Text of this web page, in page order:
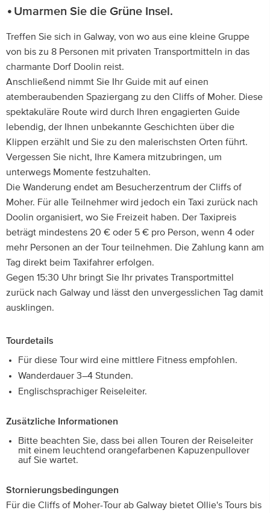
Umarmen Sie die Grüne Insel.
Treffen Sie sich in Galway, von wo aus eine kleine Gruppe
von bis zu 8 Personen mit privaten Transportmitteln in das
charmante Dorf Doolin reist.
Anschließend nimmt Sie Ihr Guide mit auf einen
atemberaubenden Spaziergang zu den Cliffs of Moher. Diese
spektakuläre Route wird durch Ihren engagierten Guide
lebendig, der Ihnen unbekannte Geschichten über die
Klippen erzählt und Sie zu den malerischsten Orten führt.
Vergessen Sie nicht, Ihre Kamera mitzubringen, um
unterwegs Momente festzuhalten.
Die Wanderung endet am Besucherzentrum der Cliffs of
Moher. Für alle Teilnehmer wird jedoch ein Taxi zurück nach
Doolin organisiert, wo Sie Freizeit haben. Der Taxipreis
beträgt mindestens 20 € oder 5 € pro Person, wenn 4 oder
mehr Personen an der Tour teilnehmen. Die Zahlung kann am
Tag direkt beim Taxifahrer erfolgen.
Gegen 15:30 Uhr bringt Sie Ihr privates Transportmittel
zurück nach Galway und lässt den unvergesslichen Tag damit
ausklingen.
Tourdetails
Für diese Tour wird eine mittlere Fitness empfohlen.
Wanderdauer 3–4 Stunden.
Englischsprachiger Reiseleiter.
Zusätzliche Informationen
Bitte beachten Sie, dass bei allen Touren der Reiseleiter
mit einem leuchtend orangefarbenen Kapuzenpullover
auf Sie wartet.
Stornierungsbedingungen
Für die Cliffs of Moher-Tour ab Galway bietet Ollie's Tours bis